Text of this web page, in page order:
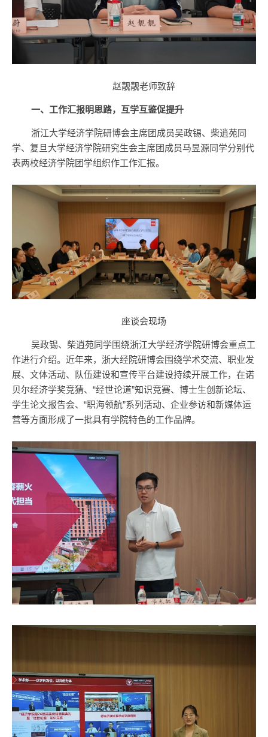
赵靓靓老师致辞
一、工作汇报明思路，互学互鉴促提升
浙江大学经济学院研博会主席团成员吴政锡、柴逍苑同
学、复旦大学经济学院研究生会主席团成员马昱源同学分别代
表两校经济学院团学组织作工作汇报。
座谈会现场
吴政锡、柴逍苑同学围绕浙江大学经济学院研博会重点工
作进行介绍。近年来，浙大经院研博会围绕学术交流、职业发
展、文体活动、队伍建设和宣传平台建设持续开展工作，在诺
贝尔经济学奖竞猜、“经世论道”知识竞赛、博士生创新论坛、
学生论文报告会、“职海领航”系列活动、企业参访和新媒体运
营等方面形成了一批具有学院特色的工作品牌。